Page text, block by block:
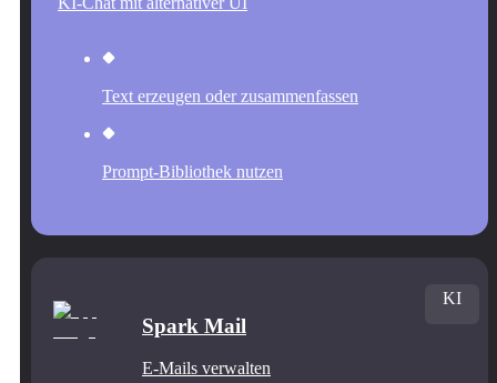
Text erzeugen oder zusammenfassen
Prompt-Bibliothek nutzen
Spark Mail
E-Mails verwalten
KI